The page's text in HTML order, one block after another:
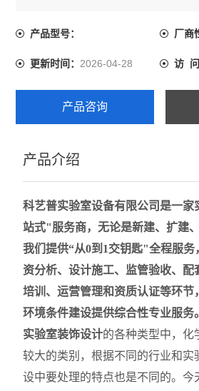
设提供综合性专业服务。
产品型号： 厂商
更新时间：2026-04-28 访
产品咨询
产品介绍
科艺普实验室设备有限公司是一家
站式"服务商，无论是新建、扩建
我们提供“从0到1交钥匙"全程服务
资分析、设计施工、监管验收、配
培训、运营管理和资质认证等环节
环境条件建设提供综合性专业服务。
实验室装饰设计的各种类型中，化
较大的类别，根据不同的行业和实
设中要处理的特点也是不同的。今